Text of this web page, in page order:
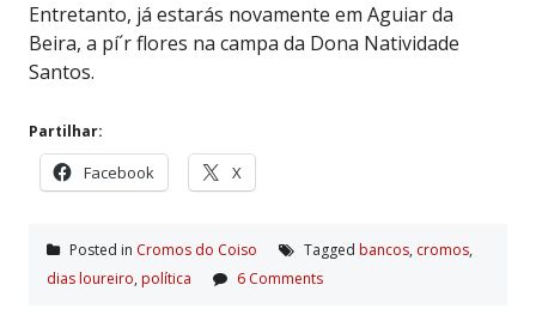
Entretanto, já estarás novamente em Aguiar da
Beira, a pí´r flores na campa da Dona Natividade
Santos.
Partilhar:
Facebook X
Posted in Cromos do Coiso Tagged bancos, cromos,
dias loureiro, polí­tica 6 Comments